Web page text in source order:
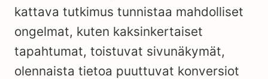
kattava tutkimus tunnistaa mahdolliset
ongelmat, kuten kaksinkertaiset
tapahtumat, toistuvat sivunäkymät,
olennaista tietoa puuttuvat konversiot